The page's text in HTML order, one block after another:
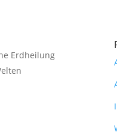
Erdheilung